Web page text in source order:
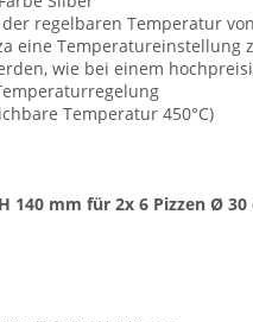
regelbaren Temperatur
eine Temperatureinstellung
wie bei einem
Temperatur 450°C)
140 mm für 2x 6 Pizzen Ø 30